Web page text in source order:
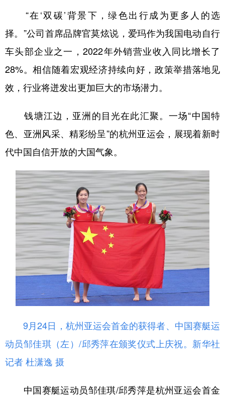
“在‘双碳’背景下，绿色出行成为更多人的选
择。”公司首席品牌官莫炫说，爱玛作为我国电动自行
车头部企业之一，2022年外销营业收入同比增长了
28%。相信随着宏观经济持续向好，政策举措落地见
效，行业将迸发出更加巨大的市场潜力。
钱塘江边，亚洲的目光在此汇聚。一场“中国特
色、亚洲风采、精彩纷呈”的杭州亚运会，展现着新时
代中国自信开放的大国气象。
9月24日，杭州亚运会首金的获得者、中国赛艇运
动员邹佳琪（左）/邱秀萍在颁奖仪式上庆祝。 新华社
记者 杜潇逸 摄
中国赛艇运动员邹佳琪/邱秀萍是杭州亚运会首金